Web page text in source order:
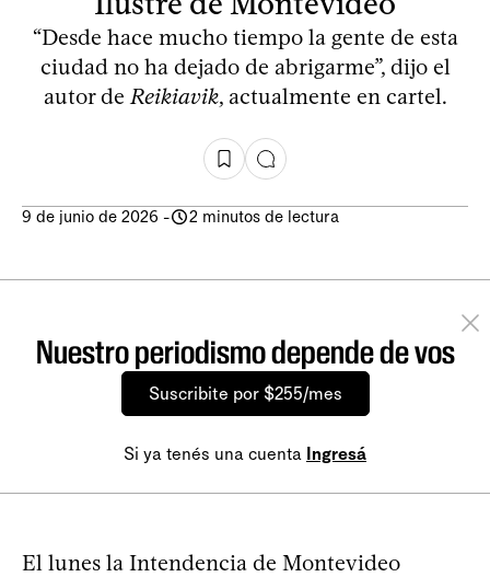
“Desde hace mucho tiempo la gente de esta
ciudad no ha dejado de abrigarme”, dijo el
autor de Reikiavik, actualmente en cartel.
9 de junio de 2026 - 2 minutos de lectura
Nuestro periodismo depende de vos
Suscribite por $255/mes
Si ya tenés una cuenta Ingresá
El lunes la Intendencia de Montevideo